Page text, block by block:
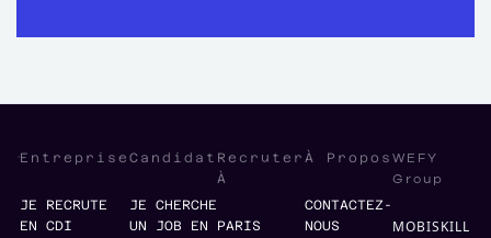
Entreprise
JE RECRUTE
EN CDI
Candidat
JE CHERCHE
UN JOB EN
Recruter
À
PARIS
À Propos
CONTACTEZ-
NOUS
WEFY
Group
MOBISKILL